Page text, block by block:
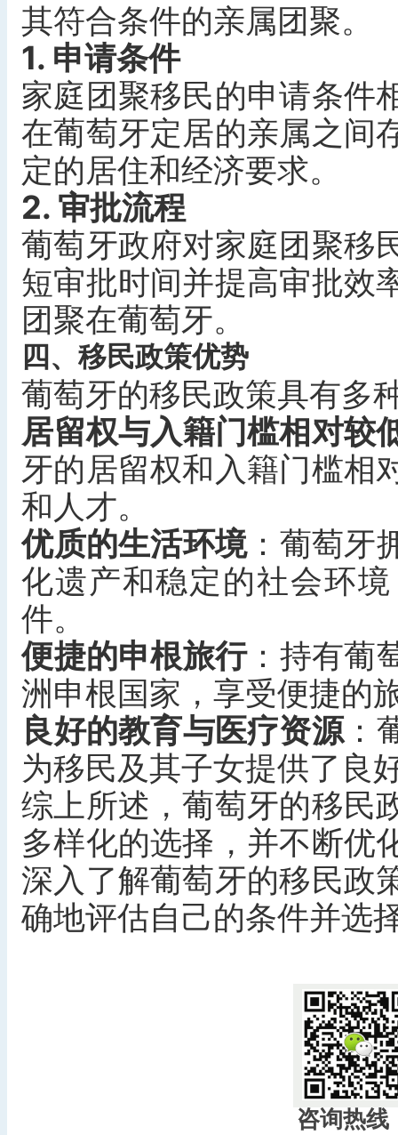
其符合条件的亲属团聚。
1. 申请条件
家庭团聚移民的申请条件
在葡萄牙定居的亲属之间
定的居住和经济要求。
2. 审批流程
葡萄牙政府对家庭团聚移
短审批时间并提高审批效
团聚在葡萄牙。
四、移民政策优势
葡萄牙的移民政策具有多
居留权与入籍门槛相对较
牙的居留权和入籍门槛相
和人才。
优质的生活环境：葡萄牙
化遗产和稳定的社会环
件。
便捷的申根旅行：持有葡
洲申根国家，享受便捷的
良好的教育与医疗资源：
为移民及其子女提供了良
综上所述，葡萄牙的移民
多样化的选择，并不断优
深入了解葡萄牙的移民政
确地评估自己的条件并选
咨询热线